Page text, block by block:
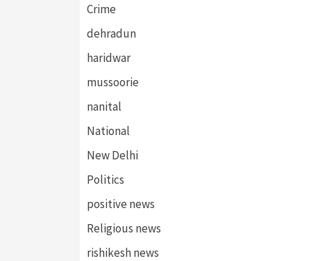
Crime
dehradun
haridwar
mussoorie
nanital
National
New Delhi
Politics
positive news
Religious news
rishikesh news